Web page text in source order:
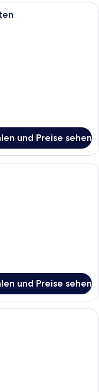
mit zwei Betten,
und Preise sehen
mit zwei Betten,
und Preise sehen
Hotelzimmer mit